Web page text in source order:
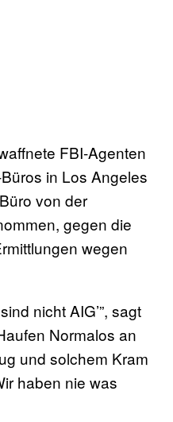
FBI-Agenten
in Los Angeles
von der
gegen die
wegen
nicht AIG’”, sagt
Normalos an
und solchem Kram
haben nie was